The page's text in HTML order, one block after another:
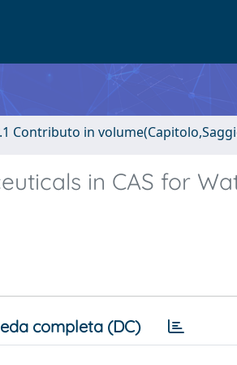
Contributo in
in CAS for
completa (DC)